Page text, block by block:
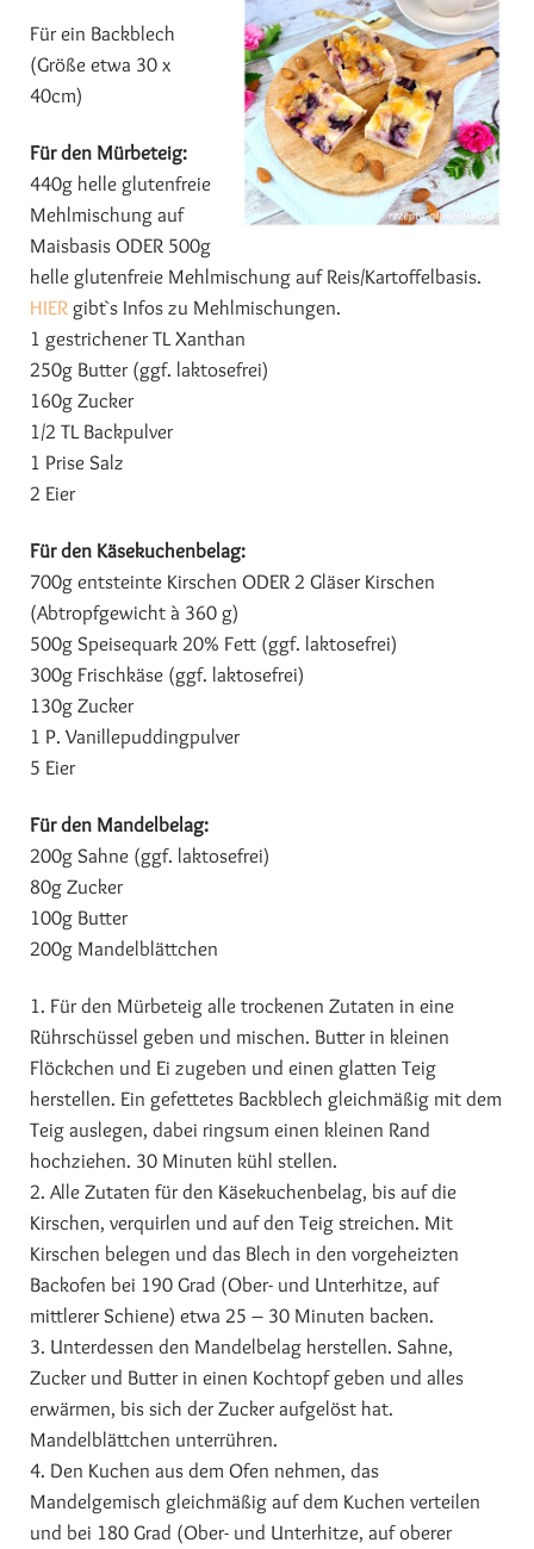
Für ein Backblech
(Größe etwa 30 x
40cm)
Für den Mürbeteig:
440g helle glutenfreie
Mehlmischung auf
Maisbasis ODER 500g
helle glutenfreie Mehlmischung auf Reis/Kartoffelbasis.
HIER gibt`s Infos zu Mehlmischungen.
1 gestrichener TL Xanthan
250g Butter (ggf. laktosefrei)
160g Zucker
1/2 TL Backpulver
1 Prise Salz
2 Eier
Für den Käsekuchenbelag:
700g entsteinte Kirschen ODER 2 Gläser Kirschen
(Abtropfgewicht à 360 g)
500g Speisequark 20% Fett (ggf. laktosefrei)
300g Frischkäse (ggf. laktosefrei)
130g Zucker
1 P. Vanillepuddingpulver
5 Eier
Für den Mandelbelag:
200g Sahne (ggf. laktosefrei)
80g Zucker
100g Butter
200g Mandelblättchen
1. Für den Mürbeteig alle trockenen Zutaten in eine
Rührschüssel geben und mischen. Butter in kleinen
Flöckchen und Ei zugeben und einen glatten Teig
herstellen. Ein gefettetes Backblech gleichmäßig mit dem
Teig auslegen, dabei ringsum einen kleinen Rand
hochziehen. 30 Minuten kühl stellen.
2. Alle Zutaten für den Käsekuchenbelag, bis auf die
Kirschen, verquirlen und auf den Teig streichen. Mit
Kirschen belegen und das Blech in den vorgeheizten
Backofen bei 190 Grad (Ober- und Unterhitze, auf
mittlerer Schiene) etwa 25 – 30 Minuten backen.
3. Unterdessen den Mandelbelag herstellen. Sahne,
Zucker und Butter in einen Kochtopf geben und alles
erwärmen, bis sich der Zucker aufgelöst hat.
Mandelblättchen unterrühren.
4. Den Kuchen aus dem Ofen nehmen, das
Mandelgemisch gleichmäßig auf dem Kuchen verteilen
und bei 180 Grad (Ober- und Unterhitze, auf oberer